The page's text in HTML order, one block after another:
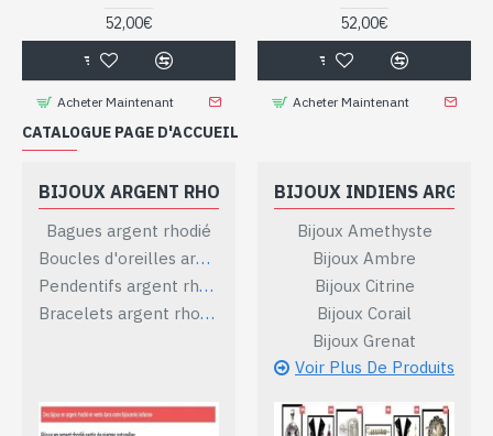
52,00€
Acheter Maintenant
52,00€
Acheter Maintenant
CATALOGUE PAGE D'ACCUEIL
BIJOUX ARGENT RHODIÉ
Bagues argent rhodié
Boucles d'oreilles argent rhodié
Pendentifs argent rhodié
Bracelets argent rhodié
BIJOUX INDIENS ARGENT
Bijoux Amethyste
Bijoux Ambre
Bijoux Citrine
Bijoux Corail
Bijoux Grenat
Voir Plus De Produits